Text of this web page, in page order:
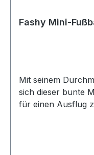
Fashy Mini-
Mit seinem
sich dieser bunte
für einen Ausflug